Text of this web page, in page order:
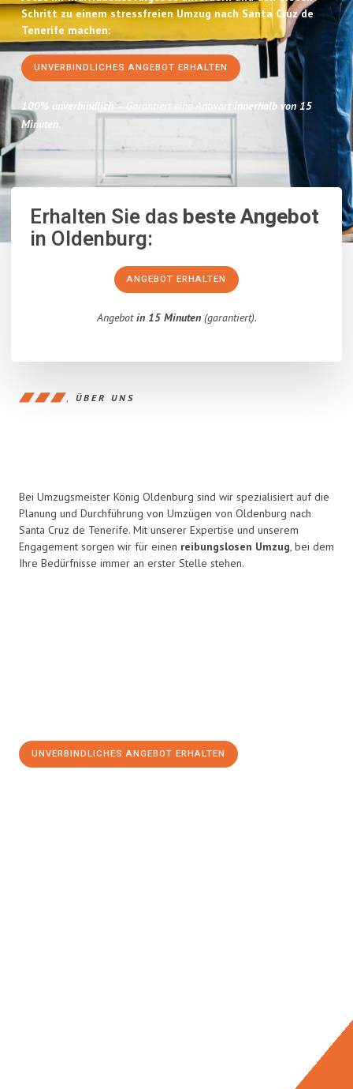
Schritt zu einem stressfreien Umzug nach Santa Cruz de
Tenerife machen:
UNVERBINDLICHES ANGEBOT ERHALTEN
100% unverbindlich – Garantiert eine Antwort
innerhalb von 15
Minuten.
Erhalten Sie dasbeste Angebot
in Oldenburg:
ANGEBOT ERHALTEN
Angebotin 15 Minuten(garantiert).
ÜBER UNS
Bei Umzugsmeister König Oldenburg sind wir spezialisiert auf die
Planung und Durchführung von Umzügen von Oldenburg nach
Santa Cruz de Tenerife. Mit unserer Expertise und unserem
Engagement sorgen wir für einen reibungslosen Umzug, bei dem
Ihre Bedürfnisse immer an erster Stelle stehen.
UNVERBINDLICHES ANGEBOT ERHALTEN